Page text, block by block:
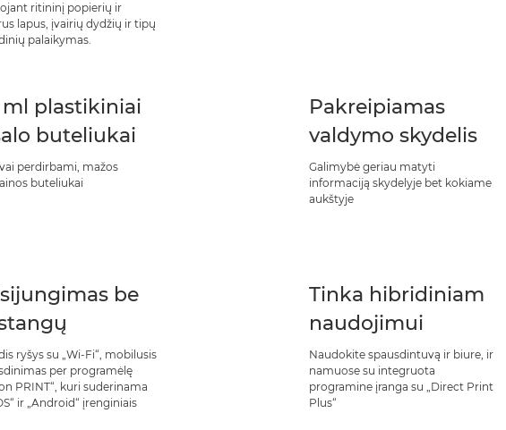
ritininį popierių ir
lapus, įvairių dydžių ir tipų
palaikymas.
plastikiniai
buteliukai
perdirbami, mažos
buteliukai
Pakreipiamas
valdymo skydelis
Galimybė geriau matyti
informaciją skydelyje bet kokiame
aukštyje
be
ryšys su „Wi-Fi“, mobilusis
per programėlę
PRINT“, kuri suderinama
ir „Android“ įrenginiais
Tinka hibridiniam
naudojimui
Naudokite spausdintuvą ir biure, ir
namuose su integruota
programine įranga su „Direct Print
Plus“